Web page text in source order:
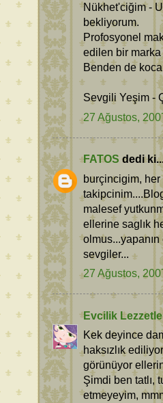
Nükhet'ciğim -
bekliyorum.
Profosyonel
edilen bir
Benden de
Sevgili Yeşim -
27 Ağustos,
FATOS dedi
burçincigim, her
malesef
ellerine saglık
sevgiler...
27 Ağustos,
Evcilik
Kek deyince
haksızlık
görünüyor
Şimdi ben tatlı,
etmeyeyim,